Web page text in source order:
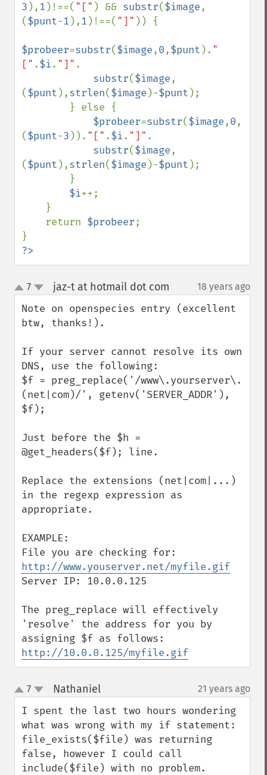
3 ),1 )!==( "[" ) && substr($image,
($punt-1 ),1 )!==( "]" )) {
$probeer=substr($image,0,$punt ). "
[" .$i. "]" .
substr($image,
($punt ),strlen($image )-$punt );
$probeer=substr($image,0,
($punt-3 )). "[" .$i. "]" .
substr($image,
($punt ),strlen($image )-$punt );
$i++;
    return
$probeer;
?>
up
down
7 jaz-t at hotmail dot com 18 years ago
Note on openspecies entry (excellent
btw, thanks!).
If your server cannot resolve its own
DNS, use the following:
$f = preg_replace('/www\.yourserver\.
(net|com)/', getenv('SERVER_ADDR'),
$f);
Just before the $h =
@get_headers($f); line.
Replace the extensions (net|com|...)
in the regexp expression as
appropriate.
EXAMPLE:
http://www.youserver.net/myfile.gif
Server IP: 10.0.0.125
The preg_replace will effectively
'resolve' the address for you by
http://10.0.0.125/myfile.gif
up
down
7 Nathaniel¶ 21 years ago
I spent the last two hours wondering
what was wrong with my if statement:
file_exists($file) was returning
false, however I could call
include($file) with no problem.